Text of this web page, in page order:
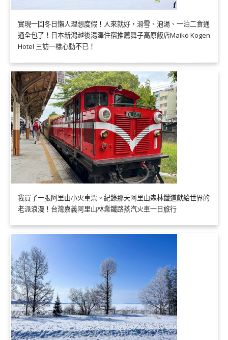
實現一回冬日懶人理想度假！人來就好，滑雪、泡湯、一泊二食通
通全包了！日本新潟越後湯澤住宿推薦舞子高原飯店Maiko Kogen
Hotel 三訪一樣心動不已！
我買了一張阿里山小火車票。紀錄那天阿里山森林鐵道獻給世界的
老派浪漫！台灣嘉義阿里山林業鐵路蒸汽火車一日旅行